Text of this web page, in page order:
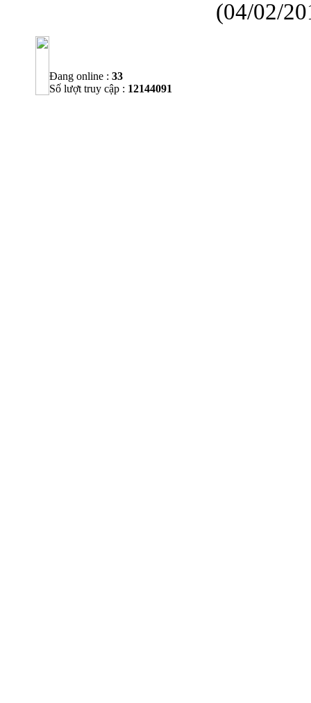
(04/02/
Đang online : 33
Số lượt truy cập : 12144091